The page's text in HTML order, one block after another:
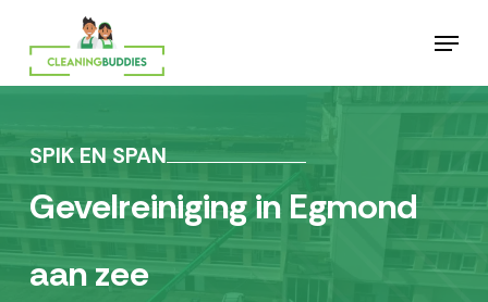
main
Menu
SPIK EN SPAN
Gevelreiniging in Egmond
aan zee